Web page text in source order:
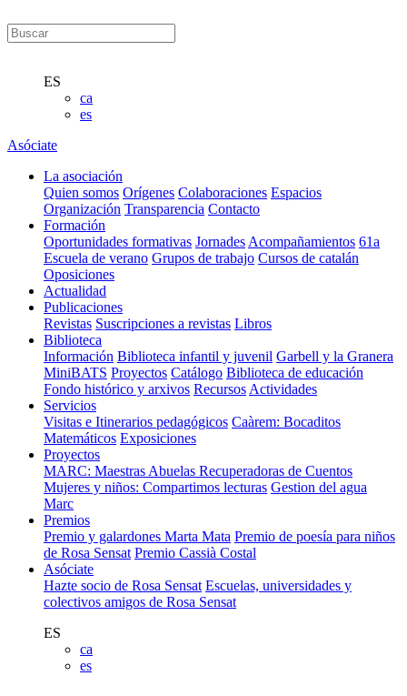
ES
ca
es
Asóciate
La asociación
Quien somos Orígenes Colaboraciones Espacios
Organización Transparencia Contacto
Formación
Oportunidades formativas Jornades Acompañamientos 61a
Escuela de verano Grupos de trabajo Cursos de catalán
Oposiciones
Actualidad
Publicaciones
Revistas Suscripciones a revistas Libros
Biblioteca
Información Biblioteca infantil y juvenil Garbell y la Granera
MiniBATS Proyectos Catálogo Biblioteca de educación
Fondo histórico y arxivos Recursos Actividades
Servicios
Visitas e Itinerarios pedagógicos Caàrem: Bocaditos
Matemáticos Exposiciones
Proyectos
MARC: Maestras Abuelas Recuperadoras de Cuentos
Mujeres y niños: Compartimos lecturas Gestion del agua
Marc
Premios
Premio y galardones Marta Mata Premio de poesía para niños
de Rosa Sensat Premio Cassià Costal
Asóciate
Hazte socio de Rosa Sensat Escuelas, universidades y
colectivos amigos de Rosa Sensat
ES
ca
es